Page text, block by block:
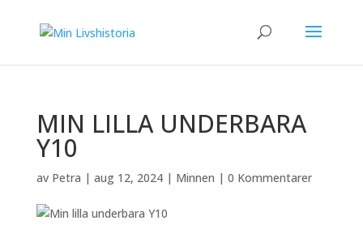
MIN LILLA UNDERBARA
Y10
av Petra | aug 12, 2024| Minnen | 0 Kommentarer